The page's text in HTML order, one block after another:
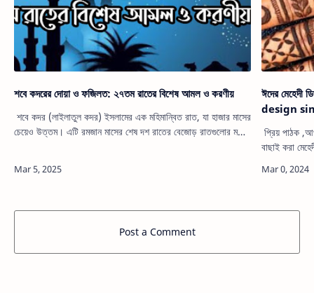
শবে কদরের দোয়া ও ফজিলত: ২৭তম রাতের বিশেষ আমল ও করণীয়
শবে কদর (লাইলাতুল কদর) ইসলামের এক মহিমান্বিত রাত, যা হাজার মাসের
চেয়েও উত্তম। এটি রমজান মাসের শেষ দশ রাতের বেজোড় রাতগুলোর মধ্যে
ঈদের মেহেদী ডিজাইন । সহজ মেহেদী ডিজাইন ~ mehndi
design
প্রিয় পাঠক
বাছাই করা
Post a Comment